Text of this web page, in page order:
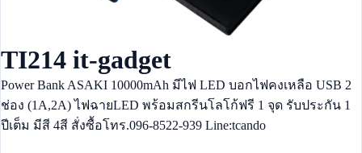
TI214 it-gadget
Power Bank ASAKI 10000mAh มีไฟ LED บอกไฟคงเหลือ USB 2
ช่อง (1A,2A) ไฟฉายLED พร้อมสกรีนโลโก้ฟรี 1 จุด รับประกัน 1
ปีเต็ม มีสี 4สี สั่งซื้อโทร.096-8522-939 Line:tcando